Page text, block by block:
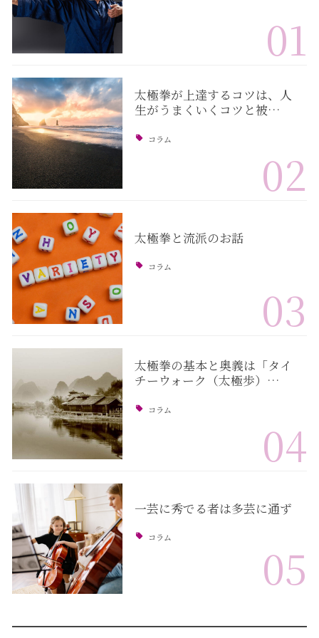
01
太極拳が上達するコツは、人
生がうまくいくコツと被…
コラム
02
太極拳と流派のお話
コラム
03
太極拳の基本と奥義は「タイ
チーウォーク（太極歩）…
コラム
04
一芸に秀でる者は多芸に通ず
コラム
05